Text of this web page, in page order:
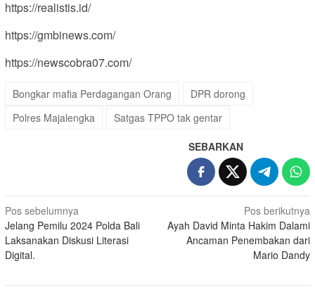
https://realistis.id/
https://gmbinews.com/
https://newscobra07.com/
Bongkar mafia Perdagangan Orang
DPR dorong
Polres Majalengka
Satgas TPPO tak gentar
SEBARKAN
Navigasi
pos
Pos sebelumnya
Jelang Pemilu 2024 Polda Bali
Laksanakan Diskusi Literasi
Digital.
Pos berikutnya
Ayah David Minta Hakim Dalami
Ancaman Penembakan dari
Mario Dandy